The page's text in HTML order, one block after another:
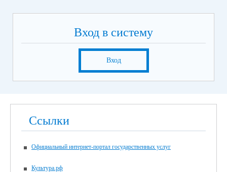
Вход в систему
Вход
Ссылки
Официальный интернет-портал государственных услуг
Культура.рф